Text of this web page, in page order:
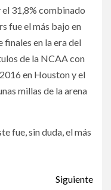
31,8% combinado
fue el más bajo en
en la era del
de la NCAA con
en Houston y el
millas de la arena
fue, sin duda, el más
Siguiente